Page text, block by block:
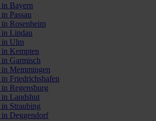
Bayern
Passau
Rosenheim
Lindau
in Ulm
Kempten
Garmisch
Memmingen
Friedrichshafen
Regensburg
Landshut
Straubing
Deggendorf